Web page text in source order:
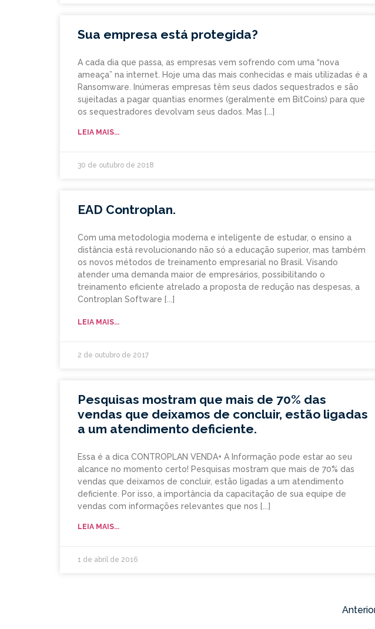
Sua empresa está protegida?
A cada dia que passa, as empresas vem sofrendo com uma “nova
ameaça” na internet. Hoje uma das mais conhecidas e mais utilizadas é a
Ransomware. Inúmeras empresas têm seus dados sequestrados e são
sujeitadas a pagar quantias enormes (geralmente em BitCoins) para que
os sequestradores devolvam seus dados. Mas
LEIA MAIS...
30 de outubro de 2018
EAD Controplan.
Com uma metodologia moderna e inteligente de estudar, o ensino a
distância está revolucionando não só a educação superior, mas também
os novos métodos de treinamento empresarial no Brasil. Visando
atender uma demanda maior de empresários, possibilitando o
treinamento eficiente atrelado a proposta de redução nas despesas, a
Controplan Software
LEIA MAIS...
2 de outubro de 2017
Pesquisas mostram que mais de 70% das
vendas que deixamos de concluir, estão ligadas
a um atendimento deficiente.
Essa é a dica CONTROPLAN VENDA+ A Informação pode estar ao seu
alcance no momento certo! Pesquisas mostram que mais de 70% das
vendas que deixamos de concluir, estão ligadas a um atendimento
deficiente. Por isso, a importância da capacitação de sua equipe de
vendas com informações relevantes que nos
LEIA MAIS...
1 de abril de 2016